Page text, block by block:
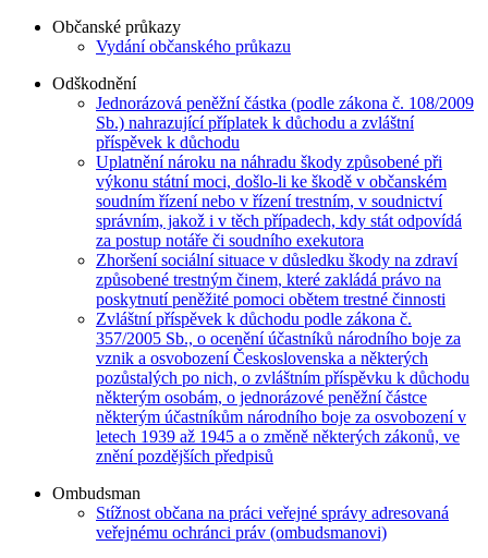
Občanské průkazy
Vydání občanského průkazu
Odškodnění
Jednorázová peněžní částka (podle zákona č. 108/2009
Sb.) nahrazující příplatek k důchodu a zvláštní
příspěvek k důchodu
Uplatnění nároku na náhradu škody způsobené při
výkonu státní moci, došlo-li ke škodě v občanském
soudním řízení nebo v řízení trestním, v soudnictví
správním, jakož i v těch případech, kdy stát odpovídá
za postup notáře či soudního exekutora
Zhoršení sociální situace v důsledku škody na zdraví
způsobené trestným činem, které zakládá právo na
poskytnutí peněžité pomoci obětem trestné činnosti
Zvláštní příspěvek k důchodu podle zákona č.
357/2005 Sb., o ocenění účastníků národního boje za
vznik a osvobození Československa a některých
pozůstalých po nich, o zvláštním příspěvku k důchodu
některým osobám, o jednorázové peněžní částce
některým účastníkům národního boje za osvobození v
letech 1939 až 1945 a o změně některých zákonů, ve
znění pozdějších předpisů
Ombudsman
Stížnost občana na práci veřejné správy adresovaná
veřejnému ochránci práv (ombudsmanovi)